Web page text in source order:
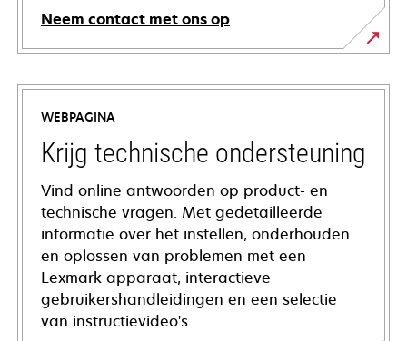
Neem contact met ons op
WEBPAGINA
Krijg technische ondersteuning
Vind online antwoorden op product- en
technische vragen. Met gedetailleerde
informatie over het instellen, onderhouden
en oplossen van problemen met een
Lexmark apparaat, interactieve
gebruikershandleidingen en een selectie
van instructievideo's.